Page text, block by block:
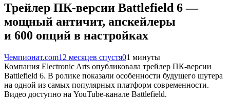
Трейлер ПК-версии Battlefield 6 —
мощный античит, апскейлеры
и 600 опций в настройках
Чемпионат.com12 месяцев спустя01 минуты
Компания Electronic Arts опубликовала трейлер ПК-версии
Battlefield 6. В ролике показали особенности будущего шутера
на одной из самых популярных платформ современности.
Видео доступно на YouTube-канале Battlefield.